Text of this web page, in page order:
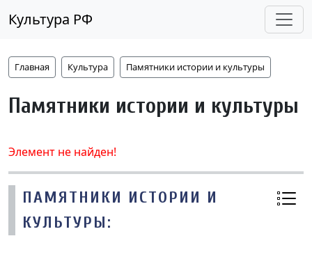
Культура РФ
Главная Культура Памятники истории и культуры
Памятники истории и культуры
Элемент не найден!
ПАМЯТНИКИ ИСТОРИИ И
КУЛЬТУРЫ: